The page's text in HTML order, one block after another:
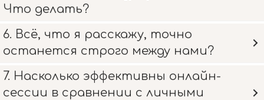
Что делать?
6. Всё, что я расскажу, точно
останется строго между нами?
7. Насколько эффективны онлайн-
сессии в сравнении с личными